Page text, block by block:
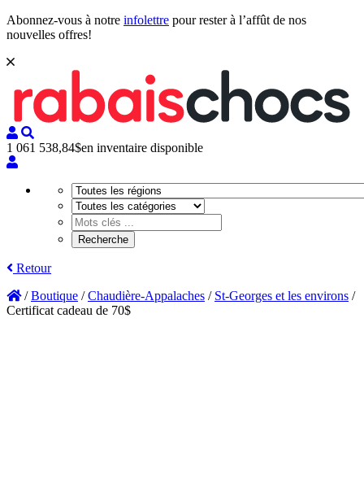
Abonnez-vous à notre infolettre pour rester à l’affût de nos
nouvelles offres!
1 061 538,84$en inventaire disponible
Retour
/Boutique /Chaudière-Appalaches / St-Georges et les environs /
Certificat cadeau de 70$